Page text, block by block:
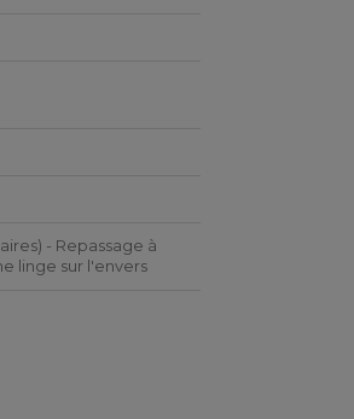
- Repassage à
linge sur l'envers